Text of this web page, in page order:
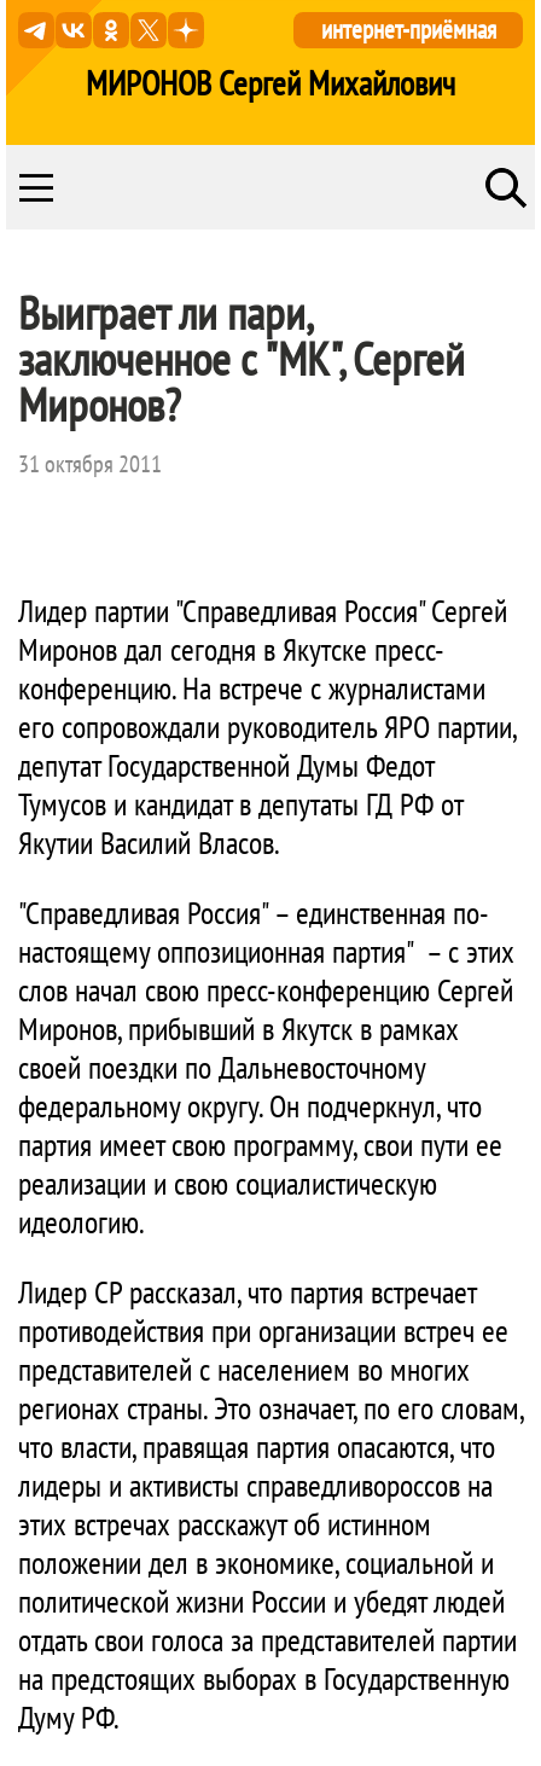
МИРОНОВ Сергей Михайлович
интернет-приёмная
Выиграет ли пари,
заключенное с "МК", Сергей
Миронов?
31 октября 2011
Лидер партии "Справедливая Россия" Сергей
Миронов дал сегодня в Якутске пресс-
конференцию. На встрече с журналистами
его сопровождали руководитель ЯРО партии,
депутат Государственной Думы Федот
Тумусов и кандидат в депутаты ГД РФ от
Якутии Василий Власов.
"Справедливая Россия" – единственная по-
настоящему оппозиционная партия" – с этих
слов начал свою пресс-конференцию Сергей
Миронов, прибывший в Якутск в рамках
своей поездки по Дальневосточному
федеральному округу. Он подчеркнул, что
партия имеет свою программу, свои пути ее
реализации и свою социалистическую
идеологию.
Лидер СР рассказал, что партия встречает
противодействия при организации встреч ее
представителей с населением во многих
регионах страны. Это означает, по его словам,
что власти, правящая партия опасаются, что
лидеры и активисты справедливороссов на
этих встречах расскажут об истинном
положении дел в экономике, социальной и
политической жизни России и убедят людей
отдать свои голоса за представителей партии
на предстоящих выборах в Государственную
Думу РФ.